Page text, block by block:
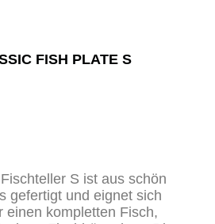
FISH PLATE S
S ist aus schön
gefertigt und eignet sich
einen kompletten Fisch,